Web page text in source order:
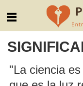
"La ciencia